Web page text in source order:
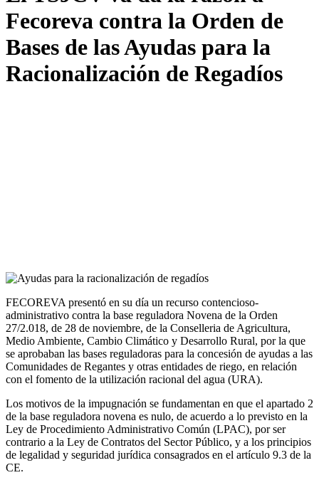
Fecoreva contra la Orden de
Bases de las Ayudas para la
Racionalización de Regadíos
FECOREVA presentó en su día un recurso contencioso-
administrativo contra la base reguladora Novena de la Orden
27/2.018, de 28 de noviembre, de la Conselleria de Agricultura,
Medio Ambiente, Cambio Climático y Desarrollo Rural, por la que
se aprobaban las bases reguladoras para la concesión de ayudas a las
Comunidades de Regantes y otras entidades de riego, en relación
con el fomento de la utilización racional del agua (URA).
Los motivos de la impugnación se fundamentan en que el apartado 2
de la base reguladora novena es nulo, de acuerdo a lo previsto en la
Ley de Procedimiento Administrativo Común (LPAC), por ser
contrario a la Ley de Contratos del Sector Público, y a los principios
de legalidad y seguridad jurídica consagrados en el artículo 9.3 de la
CE.